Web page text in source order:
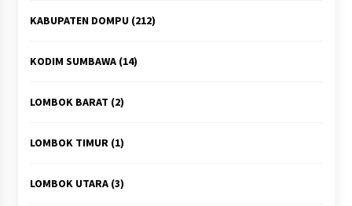
KABUPATEN DOMPU(212)
KODIM SUMBAWA(14)
LOMBOK BARAT (2)
LOMBOK TIMUR(1)
LOMBOK UTARA(3)